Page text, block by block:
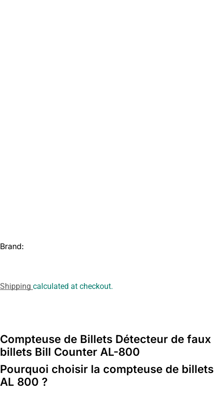
Brand:
Shipping calculated at checkout.
Compteuse de Billets Détecteur de faux
billets Bill Counter AL-800
Pourquoi choisir la compteuse de billets
AL 800 ?